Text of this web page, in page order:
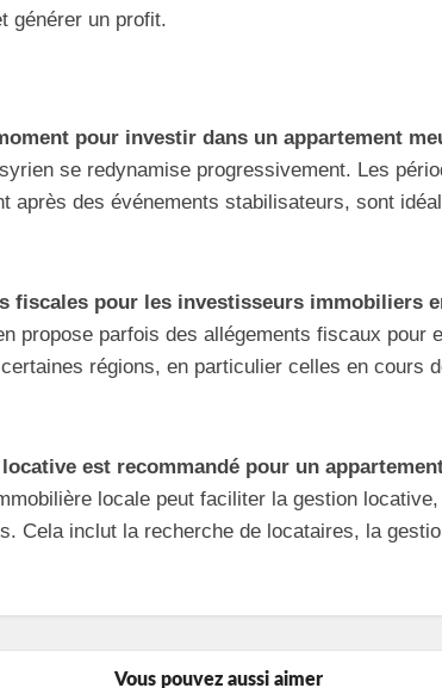
générer un profit.
pour investir dans un appartement
se redynamise progressivement. Les
après des événements stabilisateurs, sont
fiscales pour les investisseurs immobiliers
propose parfois des allégements fiscaux pour
régions, en particulier celles en cours
est recommandé pour un
locale peut faciliter la gestion
Cela inclut la recherche de locataires, la
Vous pouvez aussi aimer